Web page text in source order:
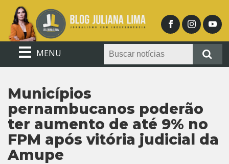
MENU
Municípios
pernambucanos poderão
ter aumento de até 9% no
FPM após vitória judicial da
Amupe